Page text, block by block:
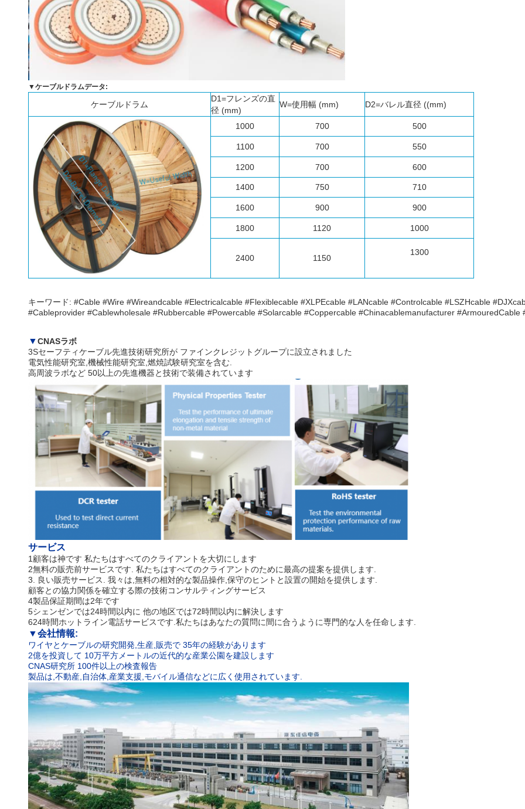
▼ケーブルドラムデータ:
ケーブルドラム
D1=フレンズの直
径 (mm)
W=使用幅 (mm) D2=バレル直径 ((mm)
1000 700 500
1100 700 550
1200 700 600
1400 750 710
1600 900 900
1800 1120 1000
2400 1150
1300
キーワード: #Cable #Wire #Wireandcable #Electricalcable #Flexiblecable #XLPEcable #LANcable #Controlcable #LSZHcable
#Cableprovider #Cablewholesale #Rubbercable #Powercable #Solarcable #Coppercable #Chinacablemanufacturer #ArmouredCable
▼CNASラボ
3Sセーフティケーブル先進技術研究所が ファインクレジットグループに設立されました
電気性能研究室,機械性能研究室,燃焼試験研究室を含む.
高周波ラボなど 50以上の先進機器と技術で装備されています
サービス
1顧客は神です 私たちはすべてのクライアントを大切にします
2無料の販売前サービスです. 私たちはすべてのクライアントのために最高の提案を提供します.
3. 良い販売サービス. 我々は,無料の相対的な製品操作,保守のヒントと設置の開始を提供します.
顧客との協力関係を確立する際の技術コンサルティングサービス
4製品保証期間は2年です
5シェンゼンでは24時間以内に 他の地区では72時間以内に解決します
624時間ホットライン電話サービスです.私たちはあなたの質問に間に合うように専門的な人を任命します.
▼会社情報:
ワイヤとケーブルの研究開発,生産,販売で 35年の経験があります
2億を投資して 10万平方メートルの近代的な産業公園を建設します
CNAS研究所 100件以上の検査報告
製品は,不動産,自治体,産業支援,モバイル通信などに広く使用されています.